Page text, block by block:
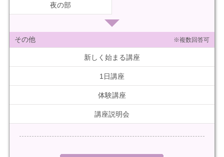
夜の部
その他 ※複数回答可
新しく始まる講座
1日講座
体験講座
講座説明会